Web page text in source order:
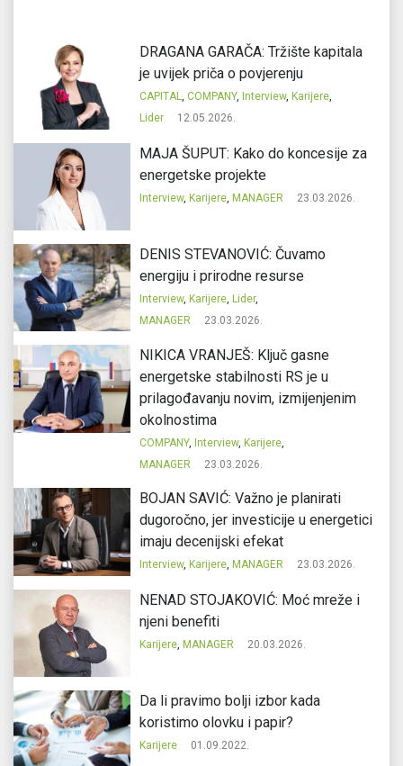
DRAGANA GARAČA: Tržište kapitala
je uvijek priča o povjerenju
CAPITAL, COMPANY, Interview, Karijere,
Lider
12.05.2026.
MAJA ŠUPUT: Kako do koncesije za
energetske projekte
Interview, Karijere, MANAGER 23.03.2026.
DENIS STEVANOVIĆ: Čuvamo
energiju i prirodne resurse
Interview, Karijere, Lider,
MANAGER
23.03.2026.
NIKICA VRANJEŠ: Ključ gasne
energetske stabilnosti RS je u
prilagođavanju novim, izmijenjenim
okolnostima
COMPANY, Interview, Karijere,
MANAGER
23.03.2026.
BOJAN SAVIĆ: Važno je planirati
dugoročno, jer investicije u energetici
imaju decenijski efekat
Interview, Karijere, MANAGER 23.03.2026.
NENAD STOJAKOVIĆ: Moć mreže i
njeni benefiti
Karijere, MANAGER 20.03.2026.
Da li pravimo bolji izbor kada
koristimo olovku i papir?
Karijere 01.09.2022.